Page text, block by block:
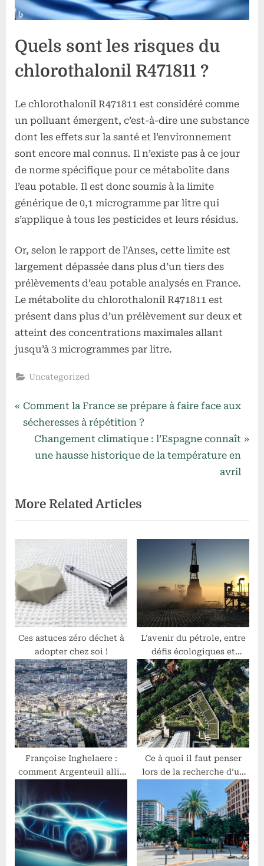
Quels sont les risques du
chlorothalonil R471811 ?
Le chlorothalonil R471811 est considéré comme
un polluant émergent, c’est-à-dire une substance
dont les effets sur la santé et l’environnement
sont encore mal connus. Il n’existe pas à ce jour
de norme spécifique pour ce métabolite dans
l’eau potable. Il est donc soumis à la limite
générique de 0,1 microgramme par litre qui
s’applique à tous les pesticides et leurs résidus.
Or, selon le rapport de l’Anses, cette limite est
largement dépassée dans plus d’un tiers des
prélèvements d’eau potable analysés en France.
Le métabolite du chlorothalonil R471811 est
présent dans plus d’un prélèvement sur deux et
atteint des concentrations maximales allant
jusqu’à 3 microgrammes par litre.
Uncategorized
Navigation
l’article
P
r
u
s
P
o
s
t
:
Comment la France se prépare à faire face aux
sécheresses à répétition ?
N
e
P
o
s
t
Changement climatique : l’Espagne connaît
une hausse historique de la température en
avril
More Related Articles
Ces astuces zéro déchet à
adopter chez soi !
L’avenir du pétrole, entre
défis écologiques et
économiques
Françoise Inghelaere :
comment Argenteuil allie
Ce à quoi il faut penser
lors de la recherche d’un
toit respectueux de
l’environnement